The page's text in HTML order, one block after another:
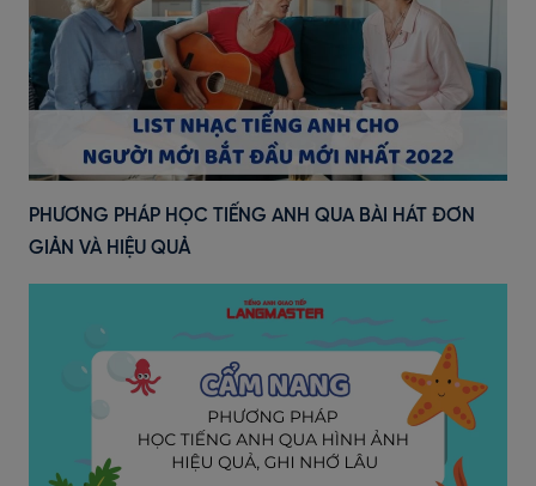
PHƯƠNG PHÁP HỌC TIẾNG ANH QUA BÀI HÁT ĐƠN
GIẢN VÀ HIỆU QUẢ